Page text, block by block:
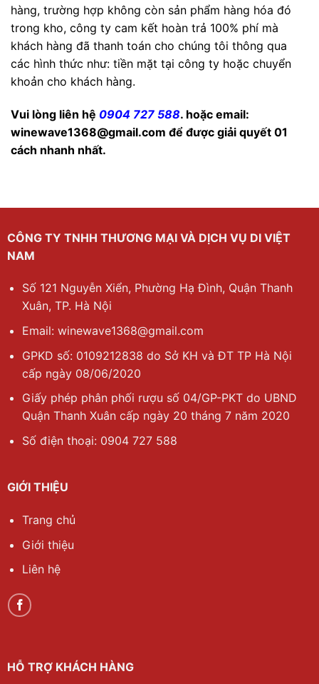
hàng, trường hợp không còn sản phẩm hàng hóa đó
trong kho, công ty cam kết hoàn trả 100% phí mà
khách hàng đã thanh toán cho chúng tôi thông qua
các hình thức như: tiền mặt tại công ty hoặc chuyển
khoản cho khách hàng.
Vui lòng liên hệ 0904 727 588. hoặc email:
winewave1368@gmail.com để được giải quyết 01
cách nhanh nhất.
CÔNG TY TNHH THƯƠNG MẠI VÀ DỊCH VỤ DI VIỆT
NAM
Số 121 Nguyễn Xiển, Phường Hạ Đình, Quận Thanh
Xuân, TP. Hà Nội
Email: winewave1368@gmail.com
GPKD số: 0109212838 do Sở KH và ĐT TP Hà Nội
cấp ngày 08/06/2020
Giấy phép phân phối rượu số 04/GP-PKT do UBND
Quận Thanh Xuân cấp ngày 20 tháng 7 năm 2020
Số điện thoại: 0904 727 588
GIỚI THIỆU
Trang chủ
Giới thiệu
Liên hệ
HỖ TRỢ KHÁCH HÀNG